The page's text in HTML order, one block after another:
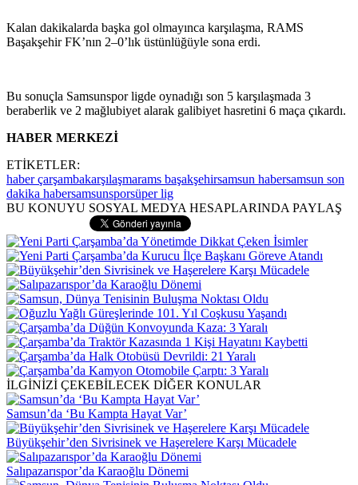
Kalan dakikalarda başka gol olmayınca karşılaşma, RAMS
Başakşehir FK’nın 2–0’lık üstünlüğüyle sona erdi.
Bu sonuçla Samsunspor ligde oynadığı son 5 karşılaşmada 3
beraberlik ve 2 mağlubiyet alarak galibiyet hasretini 6 maça çıkardı.
HABER MERKEZİ
ETİKETLER:
haber çarşambakarşılaşmarams başakşehirsamsun habersamsun son
dakika habersamsunsporsüper lig
BU KONUYU SOSYAL MEDYA HESAPLARINDA PAYLAŞ
İLGİNİZİ ÇEKEBİLECEK DİĞER KONULAR
Samsun’da ‘Bu Kampta Hayat Var’
Büyükşehir’den Sivrisinek ve Haşerelere Karşı Mücadele
Salıpazarıspor’da Karaoğlu Dönemi